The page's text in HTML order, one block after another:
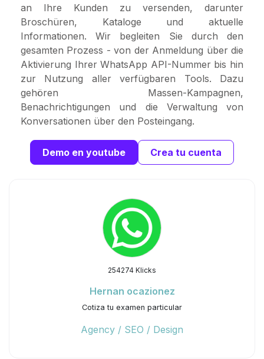
an Ihre Kunden zu versenden, darunter
Broschüren, Kataloge und aktuelle
Informationen. Wir begleiten Sie durch den
gesamten Prozess - von der Anmeldung über die
Aktivierung Ihrer WhatsApp API-Nummer bis hin
zur Nutzung aller verfügbaren Tools. Dazu
gehören Massen-Kampagnen,
Benachrichtigungen und die Verwaltung von
Konversationen über den Posteingang.
Demo en youtube Crea tu cuenta
254274 Klicks
Hernan ocazionez
Cotiza tu examen particular
Agency / SEO / Design